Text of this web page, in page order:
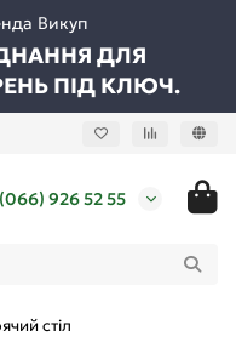
Викуп
ДЛЯ
ПІД КЛЮЧ.
926 52 55
стіл